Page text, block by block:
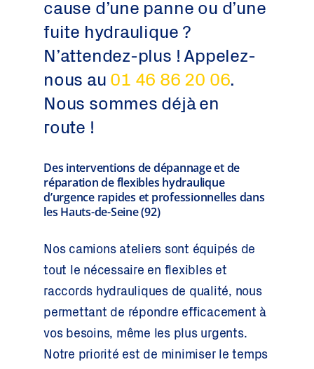
cause d’une panne ou d’une
fuite hydraulique ?
N’attendez-plus ! Appelez-
nous au 01 46 86 20 06.
Nous sommes déjà en
route !
Des interventions de dépannage et de
réparation de flexibles hydraulique
d’urgence rapides et professionnelles dans
les Hauts-de-Seine (92)
Nos camions ateliers sont équipés de
tout le nécessaire en flexibles et
raccords hydrauliques de qualité, nous
permettant de répondre efficacement à
vos besoins, même les plus urgents.
Notre priorité est de minimiser le temps